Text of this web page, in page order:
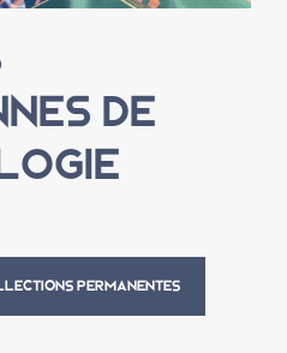
DE
PERMANENTES